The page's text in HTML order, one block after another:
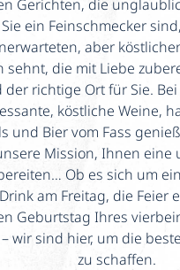
Gerichten, die
ein Feinschmecker
aber
sehnt, die mit Liebe
der richtige Ort für Sie.
köstliche Weine,
und Bier vom Fass
Mission, Ihnen eine
Ob es sich um
am Freitag, die Feier
Geburtstag Ihres
wir sind hier, um die
zu schaffen.